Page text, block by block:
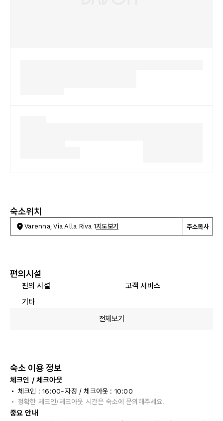
숙소위치
Varenna, Via Alla Riva 1지도보기 주소복사
편의시설
편의 시설
고객 서비스
기타
전체보기
숙소 이용 정보
체크인 / 체크아웃
체크인 : 16:00~자정 / 체크아웃 : 10:00
정확한 체크인/체크아웃 시간은 숙소에 문의해주세요.
중요 안내